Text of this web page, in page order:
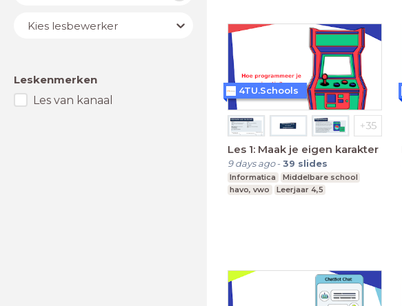
Lesbewerker
Kies lesbewerker
Leskenmerken
Les van kanaal
Les 1: Maak je eigen karakter
9 days ago-39 slides
Informatica
Middelbare school
havo, vwo
Leerjaar 4,5
4TU.Schools